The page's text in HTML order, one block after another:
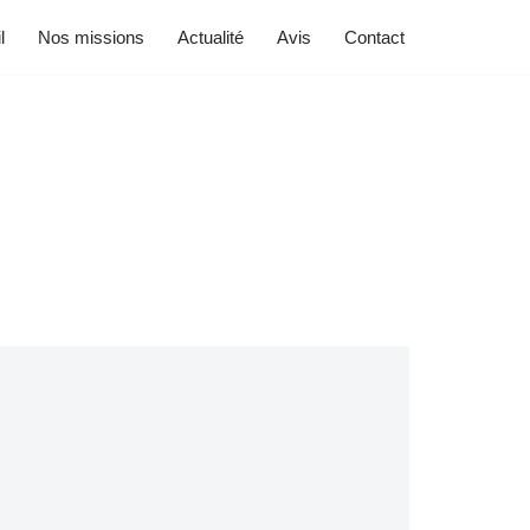
Nos missions Actualité Avis Contact